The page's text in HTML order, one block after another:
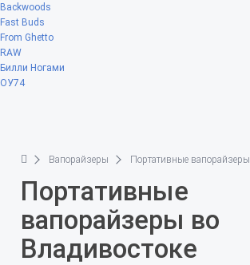
Backwoods
Fast Buds
From Ghetto
RAW
Билли Ногами
ОУ74
Вапорайзеры Портативные вапорайзеры
Портативные
вапорайзеры во
Владивостоке